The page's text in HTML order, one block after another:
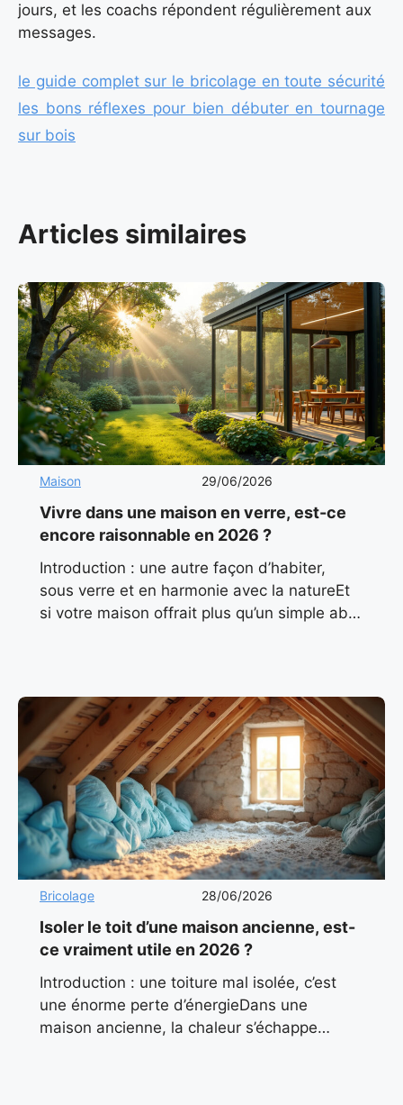
jours, et les coachs répondent régulièrement aux
messages.
le guide complet sur le bricolage en toute sécurité
les bons réflexes pour bien débuter en tournage
sur bois
Articles similaires
Maison 29/06/2026
Vivre dans une maison en verre, est-ce
encore raisonnable en 2026 ?
Introduction : une autre façon d’habiter,
sous verre et en harmonie avec la natureEt
si votre maison offrait plus qu’un simple abri
Bricolage 28/06/2026
Isoler le toit d’une maison ancienne, est-
ce vraiment utile en 2026 ?
Introduction : une toiture mal isolée, c’est
une énorme perte d’énergieDans une
maison ancienne, la chaleur s’échappe